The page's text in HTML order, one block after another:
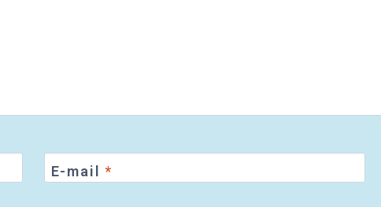
E-mail*